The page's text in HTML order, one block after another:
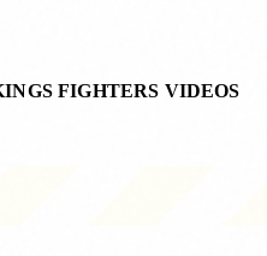
FIGHTERS VIDEOS